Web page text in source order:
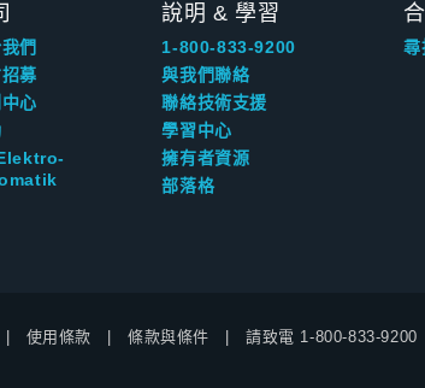
們
募
心
說明 & 學習
1-800-833-9200
與我們聯絡
聯絡技術支援
學習中心
擁有者資源
部落格
尋
使用條款 條款與條件 請致電 1-800-833-9200